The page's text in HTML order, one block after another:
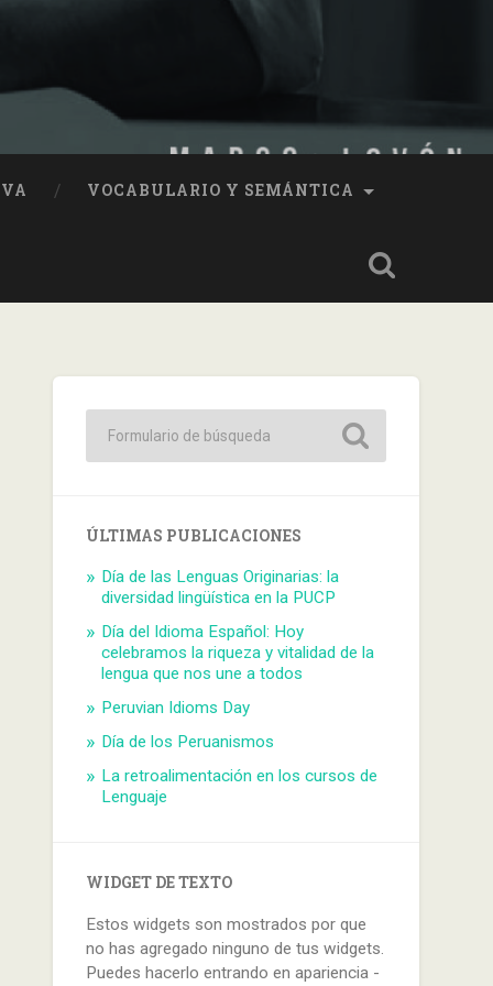
VOCABULARIO Y SEMÁNTICA
ÚLTIMAS PUBLICACIONES
Día de las Lenguas Originarias: la
diversidad lingüística en la PUCP
Día del Idioma Español: Hoy
celebramos la riqueza y vitalidad de la
lengua que nos une a todos
Peruvian Idioms Day
Día de los Peruanismos
La retroalimentación en los cursos de
Lenguaje
WIDGET DE TEXTO
Estos widgets son mostrados por que
no has agregado ninguno de tus widgets.
Puedes hacerlo entrando en apariencia -